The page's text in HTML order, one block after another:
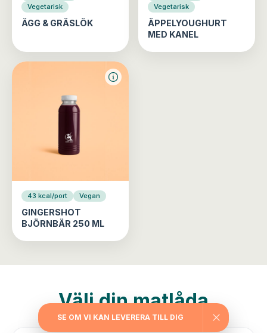
Vegetarisk
ÄGG & GRÄSLÖK
Vegetarisk
ÄPPELYOUGHURT
MED KANEL
43 kcal/port Vegan
GINGERSHOT
BJÖRNBÄR 250 ML
Välj din matlåda
SE OM VI KAN LEVERERA TILL DIG